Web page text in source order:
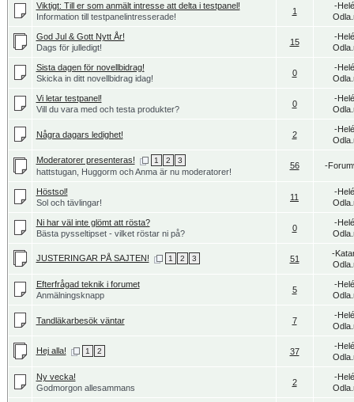
Viktigt: Till er som anmält intresse att delta i testpanel!
Information till testpanelintresserade!
1
-
God Jul & Gott Nytt År!
Dags för julledigt!
15
-
Sista dagen för novellbidrag!
Skicka in ditt novellbidrag idag!
0
-
Vi letar testpanel!
Vill du vara med och testa produkter?
0
-
Några dagars ledighet! 2
-
Moderatorer presenteras! 1 2 3
hattstugan, Huggorm och Anma är nu moderatorer!
56 -
Höstsol!
Sol och tävlingar!
11
-
Ni har väl inte glömt att rösta?
Bästa pysseltipset - vilket röstar ni på?
0
-
JUSTERINGAR PÅ SAJTEN! 1 2 3 51
-
Efterfrågad teknik i forumet
Anmälningsknapp
5
-
Tandläkarbesök väntar 7
-
Hej alla! 1 2 37
-
Ny vecka!
Godmorgon allesammans
2
-